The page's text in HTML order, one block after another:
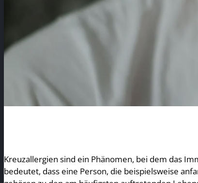
Kreuzallergien sind ein Phänomen, bei dem das
bedeutet, dass eine Person, die beispielsweise